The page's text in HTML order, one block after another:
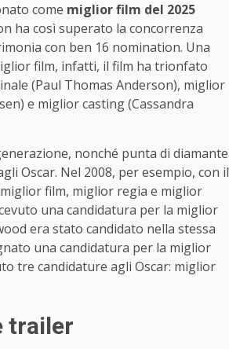
come miglior film del 2025
ha così superato la concorrenza
con ben 16 nomination. Una
film, infatti, il film ha trionfato
(Paul Thomas Anderson), miglior
e miglior casting (Cassandra
nonché punta di diamante
Oscar. Nel 2008, per esempio, con il
film, miglior regia e miglior
una candidatura per la miglior
era stato candidato nella stessa
una candidatura per la miglior
tre candidature agli Oscar: miglior
trailer